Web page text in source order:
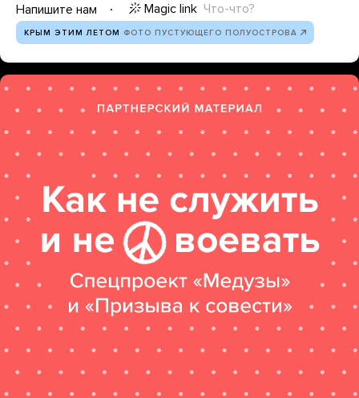
Напишите нам
Magic link Что-что?
КРЫМ ЭТИМ ЛЕТОМ ФОТО ПУСТУЮЩЕГО ПОЛУОСТРОВА